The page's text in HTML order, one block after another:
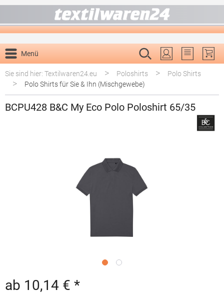
Menü
Du hast 0
Sie sind hier: Textilwaren24.eu
> Poloshirts > Polo Shirts
> Polo Shirts für Sie & Ihn (Mischgewebe)
BCPU428 B&C My Eco Polo Poloshirt 65/35
ab 10,14 € *